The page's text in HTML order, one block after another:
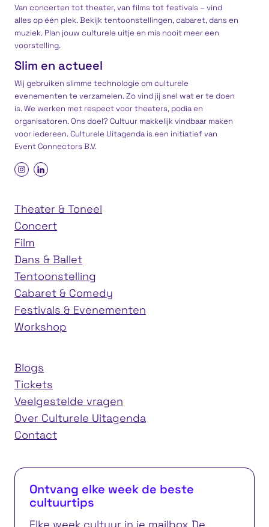
Van concerten tot theater, van films tot festivals – vind
alles op één plek. Bekijk tentoonstellingen, cabaret, dans en
muziek. Plan jouw culturele uitje en mis nooit meer een
voorstelling.
Slim en actueel
Wij gebruiken slimme technologie om culturele
evenementen te verzamelen. Zo vind jij snel wat er te doen
is. We werken met respect voor theaters, podia en
organisatoren. Ons doel? Cultuur makkelijk vindbaar maken
voor iedereen. Culturele Uitagenda is een initiatiefvan
Event Connectors B.V.
Theater & Toneel
Concert
Film
Dans & Ballet
Tentoonstelling
Cabaret & Comedy
Festivals & Evenementen
Workshop
Blogs
Tickets
Veelgestelde vragen
Over Culturele Uitagenda
Contact
Ontvang elke week de beste
cultuurtips